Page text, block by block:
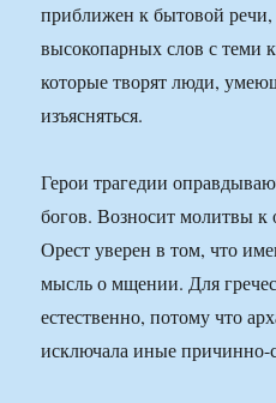
приближен к бытовой речи,
высокопарных слов с теми
которые творят люди,
изъясняться.
Герои трагедии
богов. Возносит молитвы
Орест уверен в том, что
мысль о мщении. Для
естественно, потому что
исключала иные причинно-